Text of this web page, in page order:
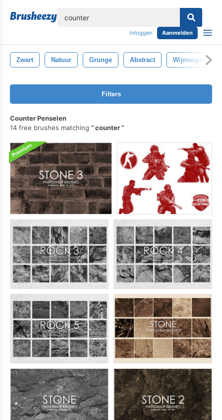
Inloggen Aanmelden
Zwart Natuur Grunge Abstract Wijnoogst
Filters
Counter Penselen
14 free brushes matching
counter